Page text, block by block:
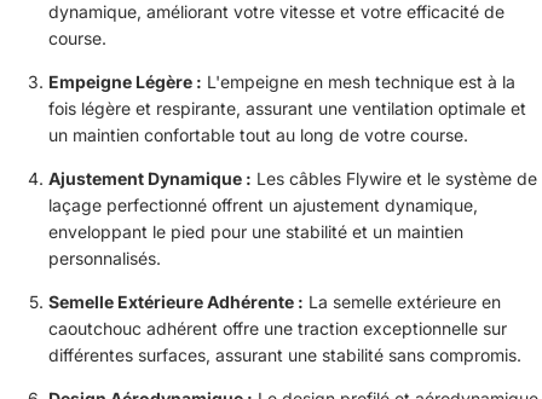
dynamique, améliorant votre vitesse et votre efficacité de
course.
Empeigne Légère : L'empeigne en mesh technique est à la
fois légère et respirante, assurant une ventilation optimale et
un maintien confortable tout au long de votre course.
Ajustement Dynamique : Les câbles Flywire et le système de
laçage perfectionné offrent un ajustement dynamique,
enveloppant le pied pour une stabilité et un maintien
personnalisés.
Semelle Extérieure Adhérente : La semelle extérieure en
caoutchouc adhérent offre une traction exceptionnelle sur
différentes surfaces, assurant une stabilité sans compromis.